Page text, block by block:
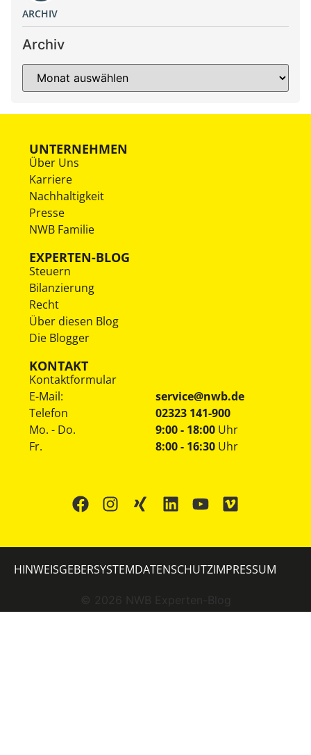
ARCHIV
Archiv
UNTERNEHMEN
Über Uns
Karriere
Nachhaltigkeit
Presse
NWB Familie
EXPERTEN-BLOG
Steuern
Bilanzierung
Recht
Über diesen Blog
Die Blogger
KONTAKT
Kontaktformular
E-Mail:
service@nwb.de
Telefon
02323 141-900
Mo. - Do.
Fr.
9:00 - 18:00 Uhr
8:00 - 16:30 Uhr
© 2026 NWB Experten-Blog
HINWEISGEBERSYSTEMDATENSCHUTZIMPRESSUM